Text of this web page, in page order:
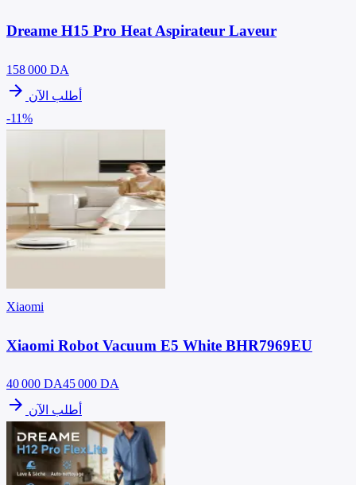
Dreame H15 Pro Heat Aspirateur Laveur
158 000 DA
arrow_forward أطلب الآن
-11%
Xiaomi
Xiaomi Robot Vacuum E5 White BHR7969EU
40 000 DA45 000 DA
arrow_forward أطلب الآن